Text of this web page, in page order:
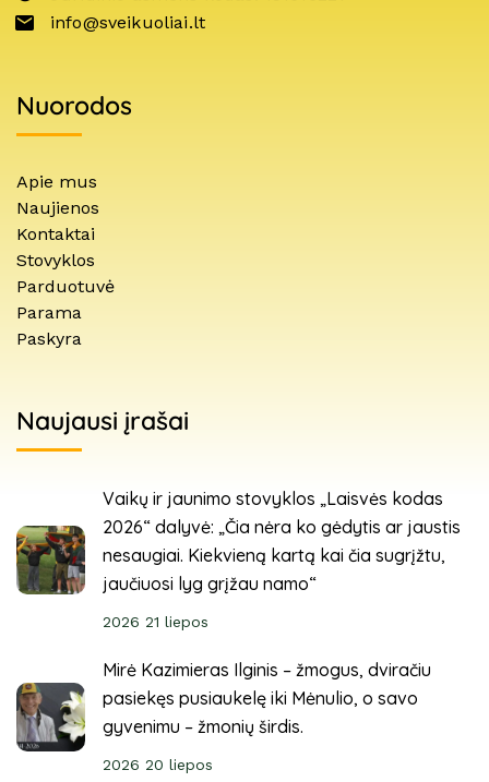
info@sveikuoliai.lt
Nuorodos
Apie mus
Naujienos
Kontaktai
Stovyklos
Parduotuvė
Parama
Paskyra
Naujausi įrašai
Vaikų ir jaunimo stovyklos „Laisvės kodas
2026“ dalyvė: „Čia nėra ko gėdytis ar jaustis
nesaugiai. Kiekvieną kartą kai čia sugrįžtu,
jaučiuosi lyg grįžau namo“
2026 21 liepos
Mirė Kazimieras Ilginis – žmogus, dviračiu
pasiekęs pusiaukelę iki Mėnulio, o savo
gyvenimu – žmonių širdis.
2026 20 liepos